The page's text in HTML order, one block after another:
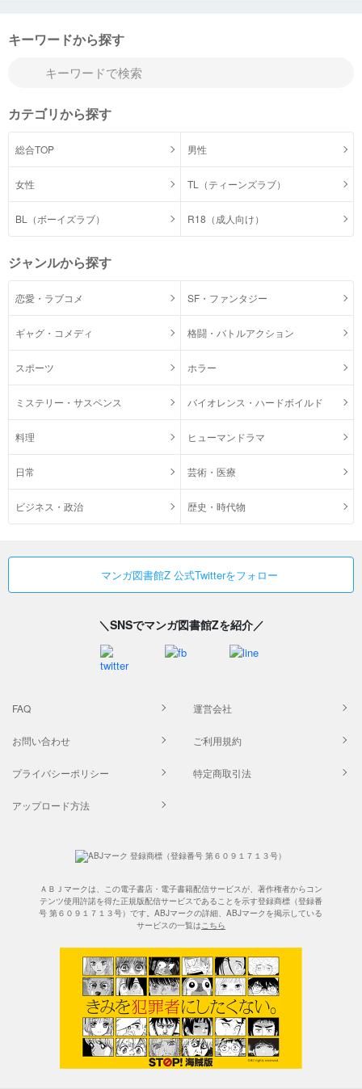
キーワードから探す
カテゴリから探す
総合TOP 男性
女性 TL（ティーンズラブ）
BL（ボーイズラブ） R18（成人向け）
ジャンルから探す
恋愛・ラブコメ SF・ファンタジー
ギャグ・コメディ 格闘・バトルアクション
スポーツ ホラー
ミステリー・サスペンス バイオレンス・ハードボイルド
料理 ヒューマンドラマ
日常 芸術・医療
ビジネス・政治 歴史・時代物
マンガ図書館Z 公式Twitterをフォロー
＼SNSでマンガ図書館Zを紹介／
FAQ 運営会社
お問い合わせ ご利用規約
プライバシーポリシー 特定商取引法
アップロード方法
ＡＢＪマークは、この電子書店・電子書籍配信サービスが、著作権者からコン
テンツ使用許諾を得た正規版配信サービスであることを示す登録商標（登録番
号 第６０９１７１３号）です。ABJマークの詳細、ABJマークを掲示している
サービスの一覧はこちら